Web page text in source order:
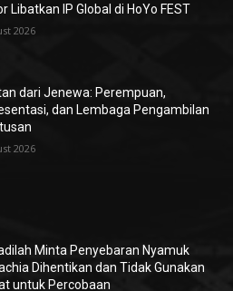
Libatkan IP Global di HoYo FEST
2026
dari Jenewa: Perempuan,
dan Lembaga Pengambilan
2026
Minta Penyebaran Nyamuk
Dihentikan dan Tidak Gunakan
untuk Percobaan